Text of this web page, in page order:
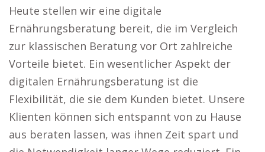
Heute stellen wir eine digitale
Ernährungsberatung bereit, die im Vergleich
zur klassischen Beratung vor Ort zahlreiche
Vorteile bietet. Ein wesentlicher Aspekt der
digitalen Ernährungsberatung ist die
Flexibilität, die sie dem Kunden bietet. Unsere
Klienten können sich entspannt von zu Hause
aus beraten lassen, was ihnen Zeit spart und